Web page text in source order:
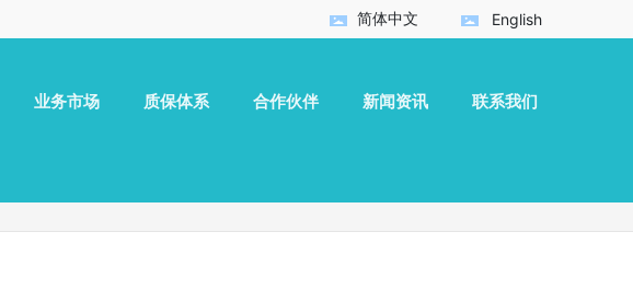
简体中文 English
业务市场 质保体系 合作伙伴 新闻资讯 联系我们